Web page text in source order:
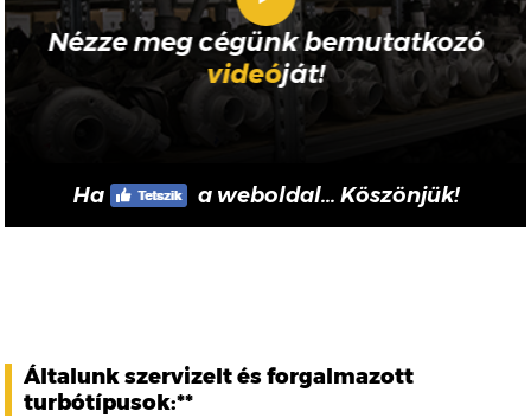
Nézze meg cégünk bemutatkozó
videóját!
Ha a weboldal... Köszönjük!
Általunk szervizelt és forgalmazott
turbótípusok:**